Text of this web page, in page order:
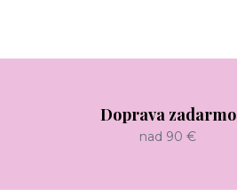
Doprava zadarmo
nad 90 €